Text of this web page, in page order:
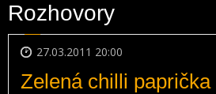
Rozhovory
27.03.2011 20:00
Zelená chilli paprička